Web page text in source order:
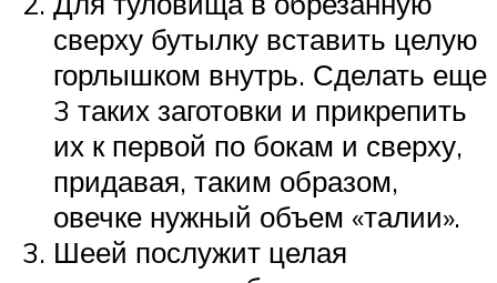
сверху бутылку вставить целую
горлышком внутрь. Сделать еще
3 таких заготовки и прикрепить
их к первой по бокам и сверху,
придавая, таким образом,
овечке нужный объем «талии».
Шеей послужит целая